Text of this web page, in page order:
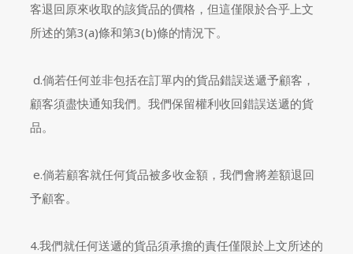
客退回原來收取的該貨品的價格，但這僅限於合乎上文
所述的第3(a)條和第3(b)條的情況下。
d.倘若任何並非包括在訂單内的貨品錯誤送遞予顧客，
顧客須盡快通知我們。我們保留權利收回錯誤送遞的貨
品。
e.倘若顧客就任何貨品被多收金額，我們會將差額退回
予顧客。
4.我們就任何送遞的貨品須承擔的責任僅限於上文所述的